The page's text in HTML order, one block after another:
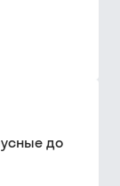
до